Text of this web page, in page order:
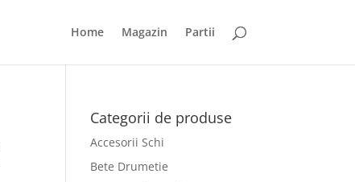
Home Magazin Partii
Categorii de produse
Accesorii Schi
Bete Drumetie